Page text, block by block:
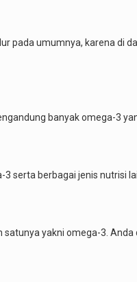
pada umumnya, karena di
banyak omega-3
serta berbagai jenis nutrisi
yakni omega-3.